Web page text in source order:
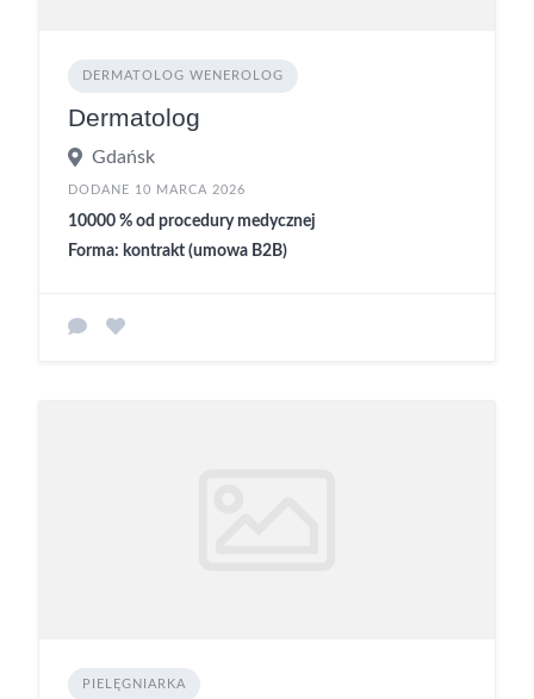
DERMATOLOG WENEROLOG
Dermatolog
Gdańsk
DODANE 10 MARCA 2026
10000 % od procedury medycznej
Forma: kontrakt (umowa B2B)
PIELĘGNIARKA